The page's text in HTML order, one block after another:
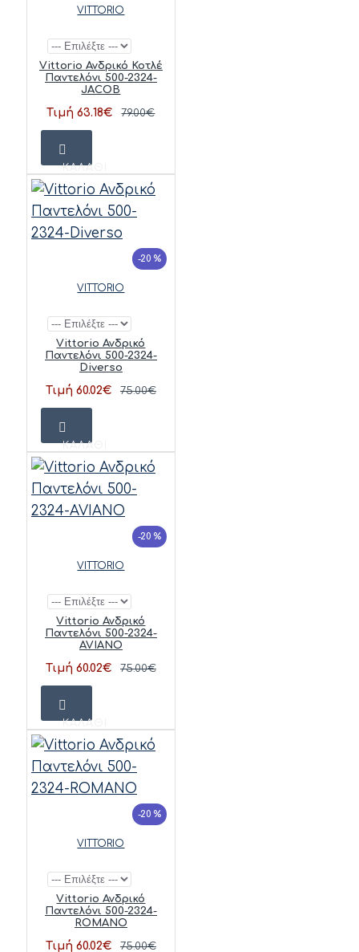
VITTORIO
Vittorio Ανδρικό Κοτλέ
Παντελόνι 500-2324-
JACOB
Τιμή 63.18€ 79.00€
ΚΑΛΆΘΙ
-20 %
VITTORIO
Vittorio Ανδρικό
Παντελόνι 500-2324-
Diverso
Τιμή 60.02€ 75.00€
ΚΑΛΆΘΙ
-20 %
VITTORIO
Vittorio Ανδρικό
Παντελόνι 500-2324-
AVIANO
Τιμή 60.02€ 75.00€
ΚΑΛΆΘΙ
-20 %
VITTORIO
Vittorio Ανδρικό
Παντελόνι 500-2324-
ROMANO
Τιμή 60.02€ 75.00€